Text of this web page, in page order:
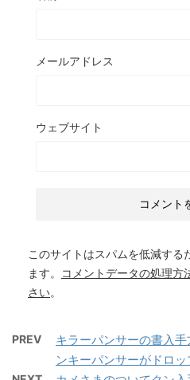
メールアドレス
ウェブサイト
このサイトはスパムを低減す
ます。
コメントデータの処理方
さい。
PREV
キラーパンサーの書入
ンキーパンサーがドロ